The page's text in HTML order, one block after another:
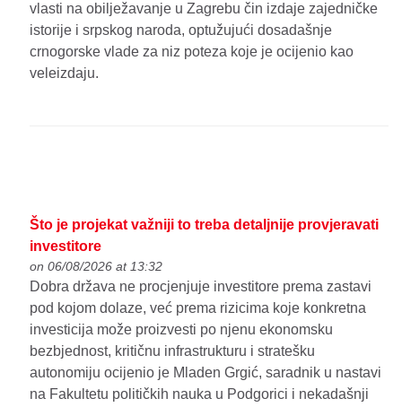
vlasti na obilježavanje u Zagrebu čin izdaje zajedničke
istorije i srpskog naroda, optužujući dosadašnje
crnogorske vlade za niz poteza koje je ocijenio kao
veleizdaju.
Što je projekat važniji to treba detaljnije provjeravati
investitore
on 06/08/2026 at 13:32
Dobra država ne procjenjuje investitore prema zastavi
pod kojom dolaze, već prema rizicima koje konkretna
investicija može proizvesti po njenu ekonomsku
bezbjednost, kritičnu infrastrukturu i stratešku
autonomiju ocijenio je Mladen Grgić, saradnik u nastavi
na Fakultetu političkih nauka u Podgorici i nekadašnji